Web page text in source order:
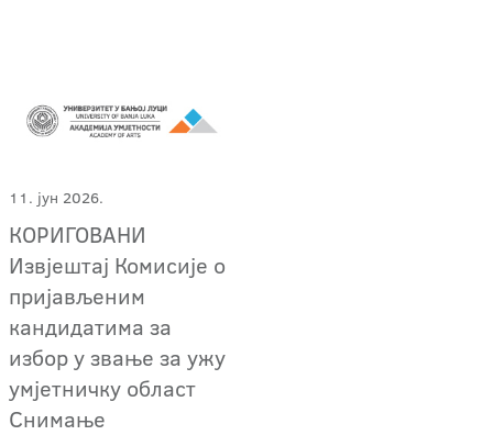
11. јун 2026.
КОРИГОВАНИ
Извјештај Комисије о
пријављеним
кандидатима за
избор у звање за ужу
умјетничку област
Снимање